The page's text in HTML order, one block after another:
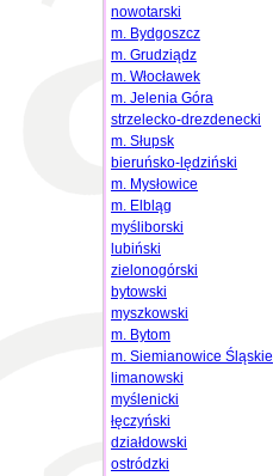
nowotarski
m. Bydgoszcz
m. Grudziądz
m. Włocławek
m. Jelenia Góra
strzelecko-drezdenecki
m. Słupsk
bieruńsko-lędziński
m. Mysłowice
m. Elbląg
myśliborski
lubiński
zielonogórski
bytowski
myszkowski
m. Bytom
m. Siemianowice Śląskie
limanowski
myślenicki
łęczyński
działdowski
ostródzki